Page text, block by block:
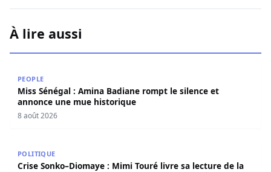
À lire aussi
PEOPLE
Miss Sénégal : Amina Badiane rompt le silence et
annonce une mue historique
8 août 2026
POLITIQUE
Crise Sonko–Diomaye : Mimi Touré livre sa lecture de la